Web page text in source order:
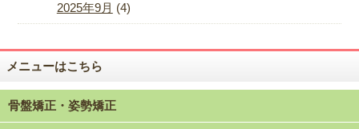
2025年9月 (4)
メニューはこちら
骨盤矯正・姿勢矯正